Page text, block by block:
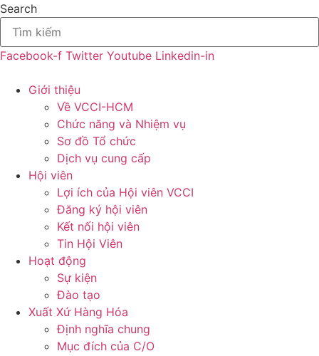
Search
Facebook-f Twitter Youtube Linkedin-in
Giới thiệu
Về VCCI-HCM
Chức năng và Nhiệm vụ
Sơ đồ Tổ chức
Dịch vụ cung cấp
Hội viên
Lợi ích của Hội viên VCCI
Đăng ký hội viên
Kết nối hội viên
Tin Hội Viên
Hoạt động
Sự kiện
Đào tạo
Xuất Xứ Hàng Hóa
Định nghĩa chung
Mục đích của C/O